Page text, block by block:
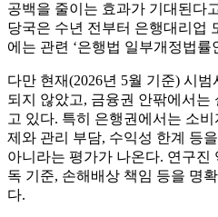
공백을 줄이는 효과가 기대된다
당국은 수년 전부터 은행대리업
에는 관련 ‘은행법 일부개정법률
다만 현재(2026년 5월 기준) 시
되지 않았고, 금융권 안팎에서는
고 있다. 특히 은행권에서는 소
제와 관리 부담, 수익성 한계 등
아니라는 평가가 나온다. 연구진
독 기준, 손해배상 책임 등을 명
다.